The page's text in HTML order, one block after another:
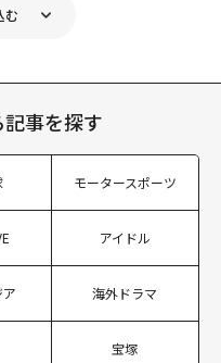
む
記事を探す
モータースポーツ
アイドル
海外ドラマ
宝塚